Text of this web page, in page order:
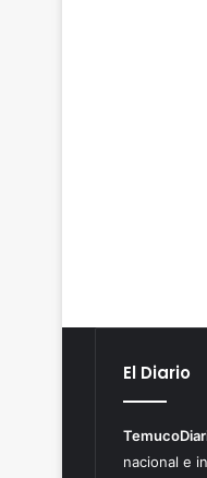
El Diario
nacional e